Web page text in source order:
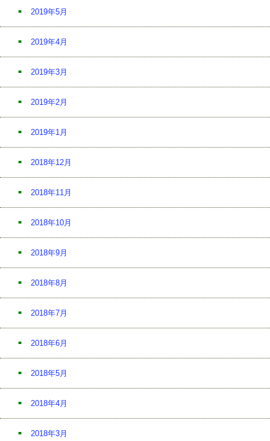
2019年5月
2019年4月
2019年3月
2019年2月
2019年1月
2018年12月
2018年11月
2018年10月
2018年9月
2018年8月
2018年7月
2018年6月
2018年5月
2018年4月
2018年3月